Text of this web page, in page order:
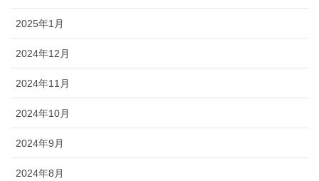
2025年1月
2024年12月
2024年11月
2024年10月
2024年9月
2024年8月